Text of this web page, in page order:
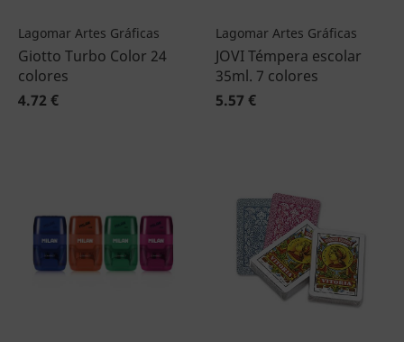
Lagomar Artes Gráficas
Giotto Turbo Color 24
colores
4.72 €
Lagomar Artes Gráficas
JOVI Témpera escolar
35ml. 7 colores
5.57 €